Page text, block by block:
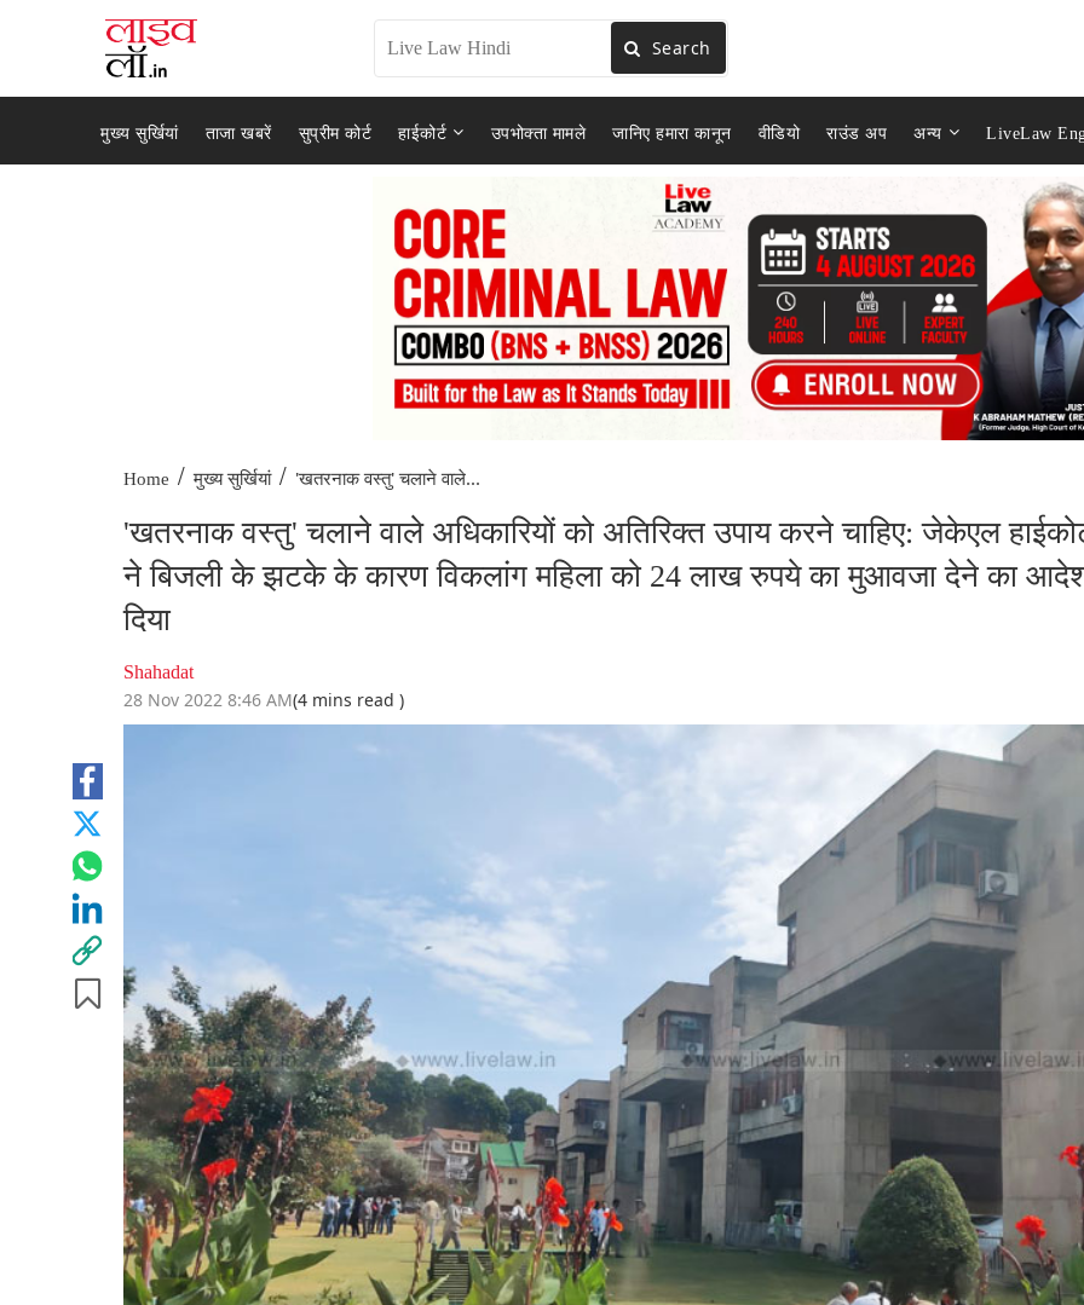
Search
मुख्य सुर्खियां ताजा खबरें सुप्रीम कोर्ट हाईकोर्ट उपभोक्ता मामले जानिए हमारा कानून वीडियो राउंड अप अन्य LiveLaw
Home / मुख्य सुर्खियां / 'खतरनाक वस्तु' चलाने वाले...
'खतरनाक वस्तु' चलाने वाले अधिकारियों को अतिरिक्त उपाय करने चाहिए: जेकेएल
ने बिजली के झटके के कारण विकलांग महिला को 24 लाख रुपये का मुआवजा देने का
दिया
Shahadat
28 Nov 2022 8:46 AM(4 mins read )